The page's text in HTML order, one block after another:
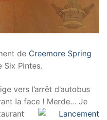
de Creemore Spring
Six Pintes.
vers l’arrêt d’autobus
la face ! Merde… Je